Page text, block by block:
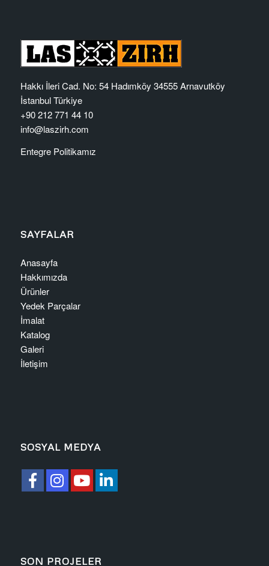
Hakkı İleri Cad. No: 54 Hadımköy 34555 Arnavutköy
İstanbul Türkiye
+90 212 771 44 10
info@laszirh.com
Entegre Politikamız
SAYFALAR
Anasayfa
Hakkımızda
Ürünler
Yedek Parçalar
İmalat
Katalog
Galeri
İletişim
SOSYAL MEDYA
SON PROJELER